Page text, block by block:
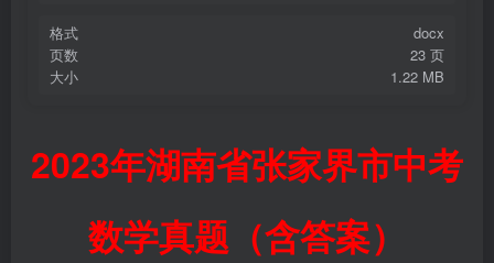
格式
docx
页数
23 页
大小
1.22 MB
2023年湖南省张家界市中考
数学真题（含答案）